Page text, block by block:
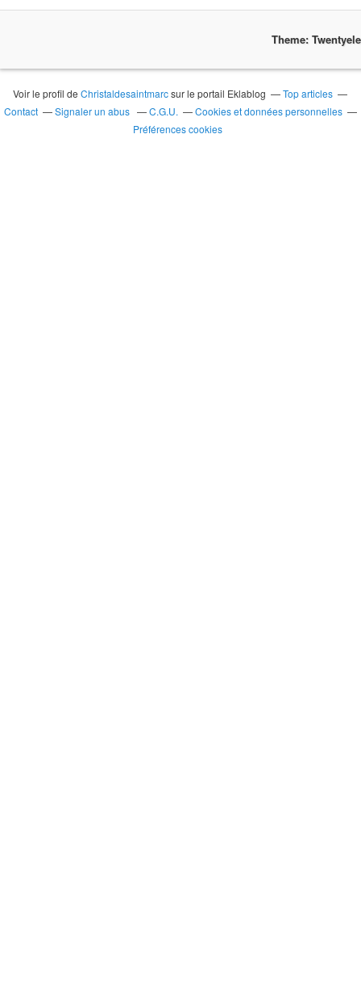
Theme:
Voir le profil deChristaldesaintmarcsur le portail Eklablog
Top articles
Contact
Signaler un abus C.G.U.
Cookies et données personnelles
Préférences cookies